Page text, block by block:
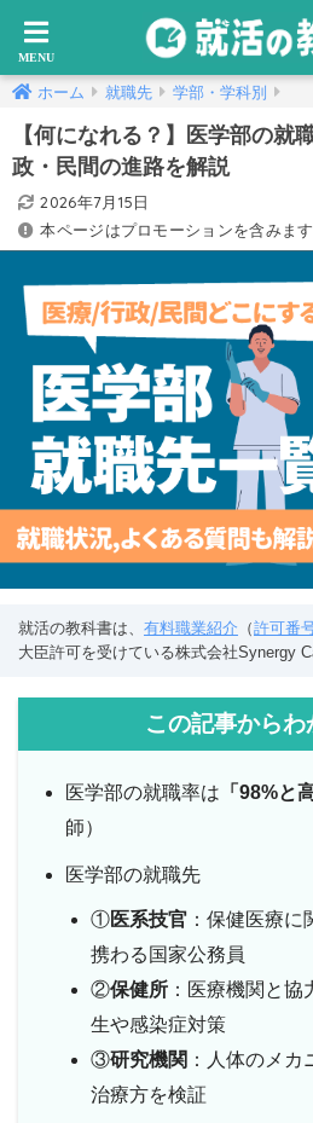
ホーム 就職先 学部・学科別
【何になれる？】医学部の就
政・民間の進路を解説
2026年7月15日
本ページはプロモーションを含みます
就活の教科書は、 有料職業紹介 （許可番
大臣許可を受けている株式会社Synergy
この記事からわ
医学部の就職率は 「98%と
師）
医学部の就職先
①医系技官：保健医療に
携わる国家公務員
②保健所：医療機関と協
生や感染症対策
③研究機関 ：人体のメ
治療方を検証